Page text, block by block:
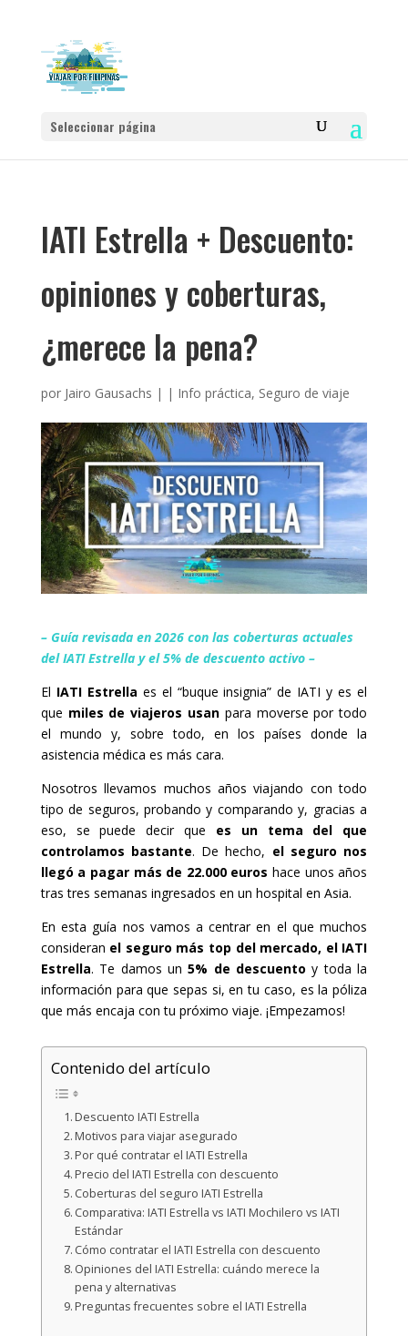
Seleccionar página
IATI Estrella + Descuento:
opiniones y coberturas,
¿merece la pena?
por Jairo Gausachs | | Info práctica, Seguro de viaje
– Guía revisada en 2026 con las coberturas actuales
del IATI Estrella y el 5% de descuento activo –
El IATI Estrella es el “buque insignia” de IATI y es el
que miles de viajeros usan para moverse por todo
el mundo y, sobre todo, en los países donde la
asistencia médica es más cara.
Nosotros llevamos muchos años viajando con todo
tipo de seguros, probando y comparando y, gracias a
eso, se puede decir que es un tema del que
controlamos bastante. De hecho, el seguro nos
llegó a pagar más de 22.000 euros hace unos años
tras tres semanas ingresados en un hospital en Asia.
En esta guía nos vamos a centrar en el que muchos
consideran el seguro más top del mercado, el IATI
Estrella. Te damos un5% de descuento y toda la
información para que sepas si, en tu caso, es la póliza
que más encaja con tu próximo viaje. ¡Empezamos!
Contenido del artículo
Descuento IATI Estrella
Motivos para viajar asegurado
Por qué contratar el IATI Estrella
Precio del IATI Estrella con descuento
Coberturas del seguro IATI Estrella
Comparativa: IATI Estrella vs IATI Mochilero vs IATI
Estándar
Cómo contratar el IATI Estrella con descuento
Opiniones del IATI Estrella: cuándo merece la
pena y alternativas
Preguntas frecuentes sobre el IATI Estrella